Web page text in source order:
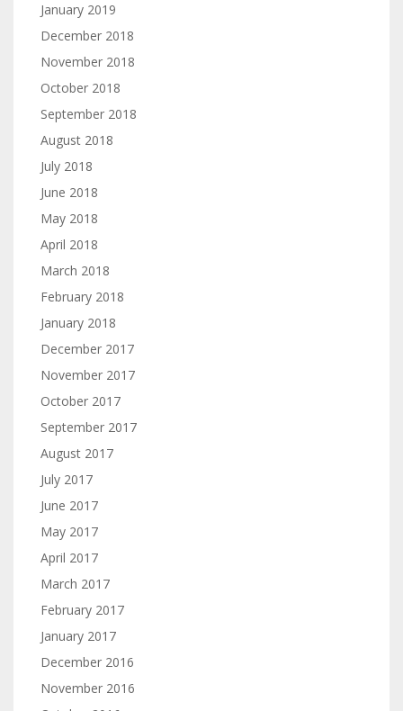
January 2019
December 2018
November 2018
October 2018
September 2018
August 2018
July 2018
June 2018
May 2018
April 2018
March 2018
February 2018
January 2018
December 2017
November 2017
October 2017
September 2017
August 2017
July 2017
June 2017
May 2017
April 2017
March 2017
February 2017
January 2017
December 2016
November 2016